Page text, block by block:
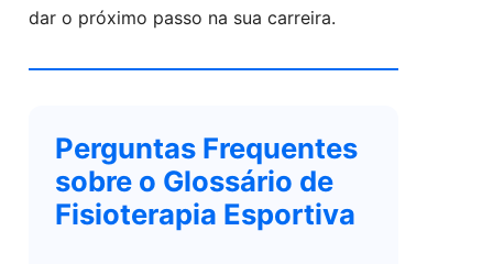
dar o próximo passo na sua carreira.
Perguntas Frequentes
sobre o Glossário de
Fisioterapia Esportiva